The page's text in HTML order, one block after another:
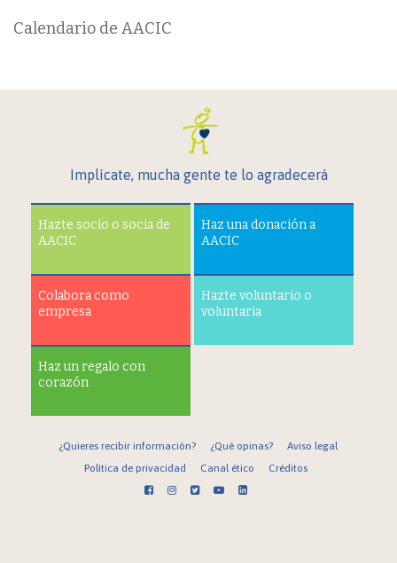
Calendario de AACIC
Implícate, mucha gente te lo agradecerá
Hazte socio o socia de
AACIC
Haz una donación a
AACIC
Colabora como
empresa
Hazte voluntario o
voluntaria
Haz un regalo con
corazón
¿Quieres recibir información? ¿Qué opinas?
Aviso legal
Política de privacidad
Canal ético Créditos